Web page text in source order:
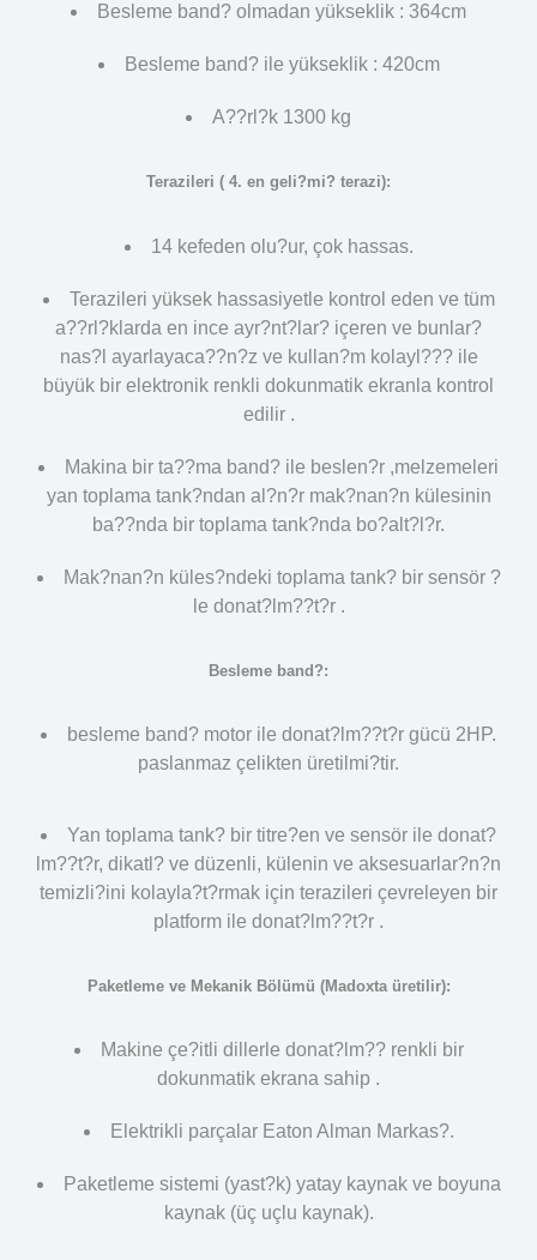
Besleme band? olmadan yükseklik : 364cm
Besleme band? ile yükseklik : 420cm
A??rl?k 1300 kg
Terazileri ( 4. en geli?mi? terazi):
14 kefeden olu?ur, çok hassas.
Terazileri yüksek hassasiyetle kontrol eden ve tüm
a??rl?klarda en ince ayr?nt?lar? içeren ve bunlar?
nas?l ayarlayaca??n?z ve kullan?m kolayl??? ile
büyük bir elektronik renkli dokunmatik ekranla kontrol
edilir .
Makina bir ta??ma band? ile beslen?r ,melzemeleri
yan toplama tank?ndan al?n?r mak?nan?n külesinin
ba??nda bir toplama tank?nda bo?alt?l?r.
Mak?nan?n küles?ndeki toplama tank? bir sensör ?
le donat?lm??t?r .
Besleme band?:
besleme band? motor ile donat?lm??t?r gücü 2HP.
paslanmaz çelikten üretilmi?tir.
Yan toplama tank? bir titre?en ve sensör ile donat?
lm??t?r, dikatl? ve düzenli, külenin ve aksesuarlar?n?n
temizli?ini kolayla?t?rmak için terazileri çevreleyen bir
platform ile donat?lm??t?r .
Paketleme ve Mekanik Bölümü (Madoxta üretilir):
Makine çe?itli dillerle donat?lm?? renkli bir
dokunmatik ekrana sahip .
Elektrikli parçalar Eaton Alman Markas?.
Paketleme sistemi (yast?k) yatay kaynak ve boyuna
kaynak (üç uçlu kaynak).